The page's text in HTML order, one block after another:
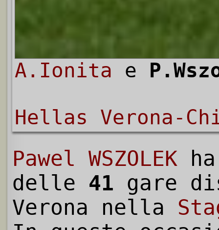
A.Ionita e
Hellas Verona-
Pawel WSZOLEK
delle 41 gare
Verona nella